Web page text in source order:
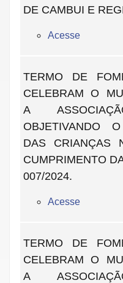
DE CAMBUI E
Acesse
TERMO DE
CELEBRAM O
A
OBJETIVANDO
DAS CRIANÇAS
CUMPRIMENTO
007/2024.
Acesse
TERMO DE
CELEBRAM O
A